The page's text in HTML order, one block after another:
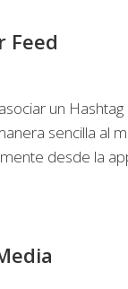
Feed
un
sencilla al
desde la